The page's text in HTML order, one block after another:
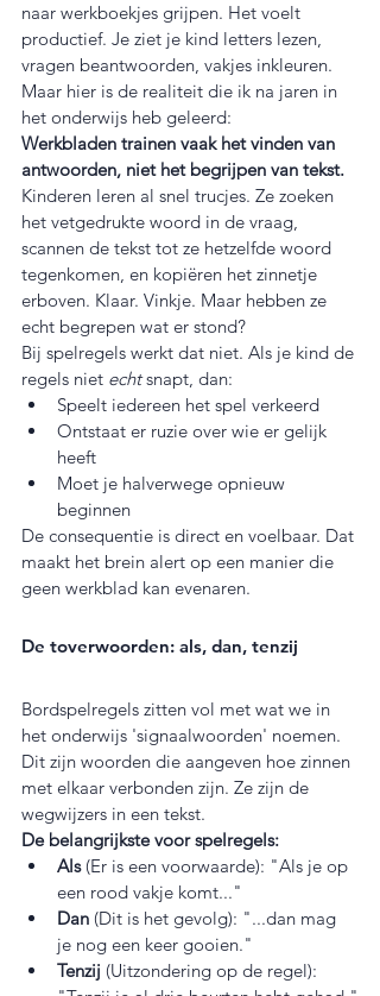
naar werkboekjes grijpen. Het voelt
productief. Je ziet je kind letters lezen,
vragen beantwoorden, vakjes inkleuren.
Maar hier is de realiteit die ik na jaren in
het onderwijs heb geleerd:
Werkbladen trainen vaak het vinden van
antwoorden, niet het begrijpen van tekst.
Kinderen leren al snel trucjes. Ze zoeken
het vetgedrukte woord in de vraag,
scannen de tekst tot ze hetzelfde woord
tegenkomen, en kopiëren het zinnetje
erboven. Klaar. Vinkje. Maar hebben ze
echt begrepen wat er stond?
Bij spelregels werkt dat niet. Als je kind de
regels niet echt snapt, dan:
Speelt iedereen het spel verkeerd
Ontstaat er ruzie over wie er gelijk
heeft
Moet je halverwege opnieuw
beginnen
De consequentie is direct en voelbaar. Dat
maakt het brein alert op een manier die
geen werkblad kan evenaren.
De toverwoorden: als, dan, tenzij
Bordspelregels zitten vol met wat we in
het onderwijs 'signaalwoorden' noemen.
Dit zijn woorden die aangeven hoe zinnen
met elkaar verbonden zijn. Ze zijn de
wegwijzers in een tekst.
De belangrijkste voor spelregels:
Als (Er is een voorwaarde): "Als je op
een rood vakje komt..."
Dan (Dit is het gevolg): "...dan mag
je nog een keer gooien."
Tenzij (Uitzondering op de regel):